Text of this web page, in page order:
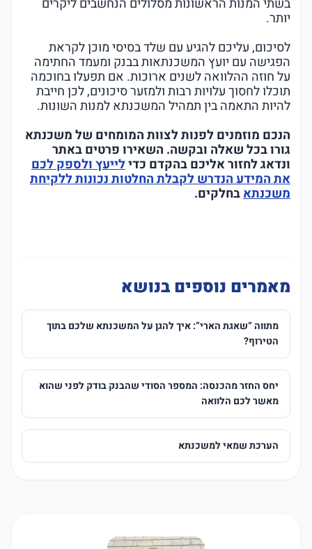
בשתי המנות הראשונות מסלולים הנחשבים ליקרים
יותר.
לסיכום, עליכם להגיע עם שלד בסיסי מוכן לקראת
הפגישה עם יועץ המשכנתאות בבנק ומעמד החתימה
על חוזה ההלוואה לשנים ארוכות. אם תפעלו בחוכמה
תוכלו לחסוך עלויות רבות ולמזער סיכונים, לכן חייבת
להיות התאמה בין תמהיל המשכנתא למנות השונות.
הנכם מוזמנים לפנות לצוות המומחים של משכנתא
גורו בכל שאלה ובקשה. השאירו פרטים באתר
ונדאג לחזור אליכם בהקדם כדילייעץ ולספק לכם
את המידע הנדרש לקבלת החלטות נכונות ללקיחת
משכנתאבחלקים.
מאמרים נוספים בנושא
מתווה “שאגת הארי”: איך להגן על המשכנתא שלכם בתוך
הטירוף?
יחס החזר מהכנסה: המספר הסודי שהבנק בודק לפני שהוא
מאשר לכם הלוואה
הערכת שמאי למשכנתא